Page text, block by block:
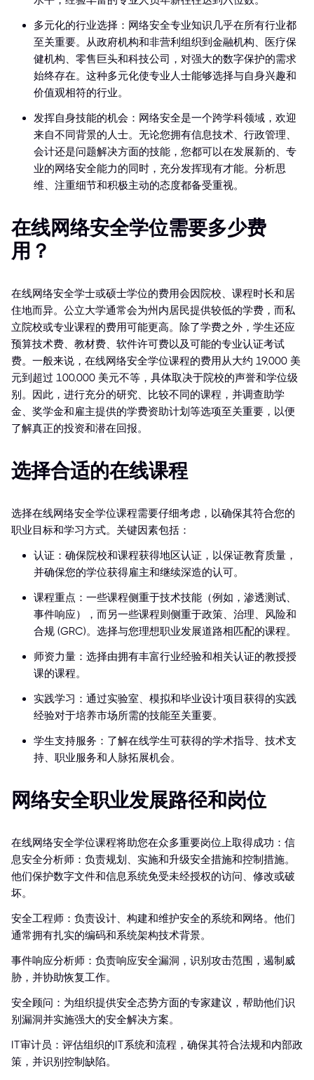
多元化的行业选择：网络安全专业知识几乎在所有行业都
至关重要。从政府机构和非营利组织到金融机构、医疗保
健机构、零售巨头和科技公司，对强大的数字保护的需求
始终存在。这种多元化使专业人士能够选择与自身兴趣和
价值观相符的行业。
发挥自身技能的机会：网络安全是一个跨学科领域，欢迎
来自不同背景的人士。无论您拥有信息技术、行政管理、
会计还是问题解决方面的技能，您都可以在发展新的、专
业的网络安全能力的同时，充分发挥现有才能。分析思
维、注重细节和积极主动的态度都备受重视。
在线网络安全学位需要多少费
用？
在线网络安全学士或硕士学位的费用会因院校、课程时长和居
住地而异。公立大学通常会为州内居民提供较低的学费，而私
立院校或专业课程的费用可能更高。除了学费之外，学生还应
预算技术费、教材费、软件许可费以及可能的专业认证考试
费。一般来说，在线网络安全学位课程的费用从大约 19,000 美
元到超过 100,000 美元不等，具体取决于院校的声誉和学位级
别。因此，进行充分的研究、比较不同的课程，并调查助学
金、奖学金和雇主提供的学费资助计划等选项至关重要，以便
了解真正的投资和潜在回报。
选择合适的在线课程
选择在线网络安全学位课程需要仔细考虑，以确保其符合您的
职业目标和学习方式。关键因素包括：
认证：确保院校和课程获得地区认证，以保证教育质量，
并确保您的学位获得雇主和继续深造的认可。
课程重点：一些课程侧重于技术技能（例如，渗透测试、
事件响应），而另一些课程则侧重于政策、治理、风险和
合规 (GRC)。选择与您理想职业发展道路相匹配的课程。
师资力量：选择由拥有丰富行业经验和相关认证的教授授
课的课程。
实践学习：通过实验室、模拟和毕业设计项目获得的实践
经验对于培养市场所需的技能至关重要。
学生支持服务：了解在线学生可获得的学术指导、技术支
持、职业服务和人脉拓展机会。
网络安全职业发展路径和岗位
在线网络安全学位课程将助您在众多重要岗位上取得成功：信
息安全分析师：负责规划、实施和升级安全措施和控制措施。
他们保护数字文件和信息系统免受未经授权的访问、修改或破
坏。
安全工程师：负责设计、构建和维护安全的系统和网络。他们
通常拥有扎实的编码和系统架构技术背景。
事件响应分析师：负责响应安全漏洞，识别攻击范围，遏制威
胁，并协助恢复工作。
安全顾问：为组织提供安全态势方面的专家建议，帮助他们识
别漏洞并实施强大的安全解决方案。
IT审计员：评估组织的IT系统和流程，确保其符合法规和内部政
策，并识别控制缺陷。